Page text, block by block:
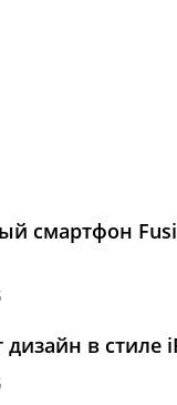
смартфон
в стиле